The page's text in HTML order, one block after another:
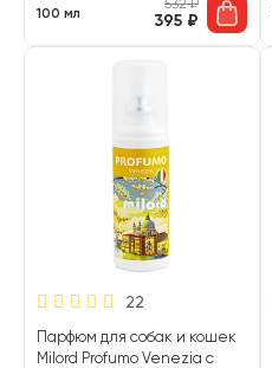
100 мл 395 ₽
22
Парфюм для собак и кошек
Milord Profumo Venezia с